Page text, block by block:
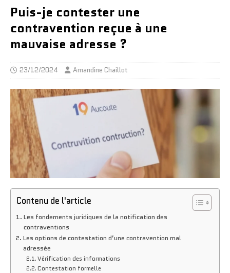
Puis-je contester une
contravention reçue à une
mauvaise adresse ?
23/12/2024 Amandine Chaillot
Contenu de l'article
Les fondements juridiques de la notification des
contraventions
Les options de contestation d’une contravention mal
adressée
Vérification des informations
Contestation formelle